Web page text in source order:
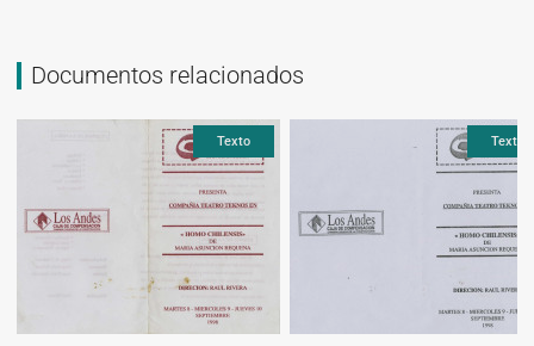
Documentos relacionados
Texto Texto